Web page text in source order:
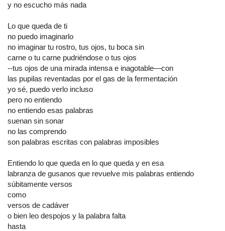
y no escucho más nada
Lo que queda de ti
no puedo imaginarlo
no imaginar tu rostro, tus ojos, tu boca sin
carne o tu carne pudriéndose o tus ojos
--tus ojos de una mirada intensa e inagotable—con
las pupilas reventadas por el gas de la fermentación
yo sé, puedo verlo incluso
pero no entiendo
no entiendo esas palabras
suenan sin sonar
no las comprendo
son palabras escritas con palabras imposibles
Entiendo lo que queda en lo que queda y en esa
labranza de gusanos que revuelve mis palabras entiendo
súbitamente versos
como
versos de cadáver
o bien leo despojos y la palabra falta
hasta